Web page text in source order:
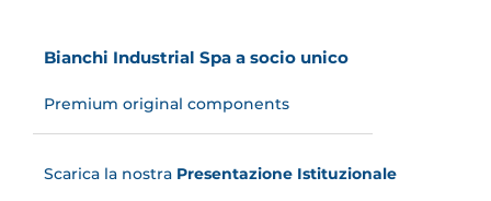
Bianchi Industrial Spa a socio unico
Premium original components
Scarica la nostra Presentazione Istituzionale